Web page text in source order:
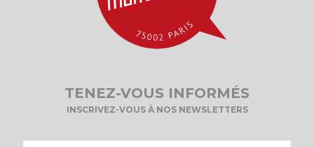
TENEZ-VOUS INFORMÉS
INSCRIVEZ-VOUS À NOS NEWSLETTERS